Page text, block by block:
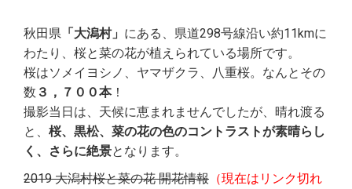
秋田県 「大潟村」 にある、県道298号線沿い約11kmに
わたり、桜と菜の花が植えられている場所です。
桜はソメイヨシノ、ヤマザクラ、八重桜。なんとその
数 ３，７００本！
撮影当日は、天候に恵まれませんでしたが、晴れ渡る
と、 桜、黒松、菜の花の色のコントラストが素晴らし
く、さらに絶景となります。
2019 大潟村桜と菜の花 開花情報 （現在はリンク切れ